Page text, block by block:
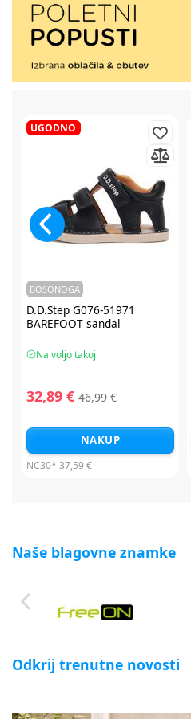
UGODNO
BOSONOGA
D.D.Step G076-51971
BAREFOOT sandal
Na voljo takoj
32,89 € 46,99 €
NAKUP
NC30* 37,59 €
Naše blagovne znamke
Odkrij trenutne novosti